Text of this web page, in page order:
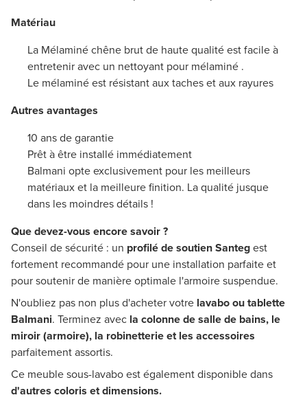
Matériau
La Mélaminé chêne brut de haute qualité est facile à
entretenir avec un nettoyant pour mélaminé .
Le mélaminé est résistant aux taches et aux rayures
Autres avantages
10 ans de garantie
Prêt à être installé immédiatement
Balmani opte exclusivement pour les meilleurs
matériaux et la meilleure finition. La qualité jusque
dans les moindres détails !
Que devez-vous encore savoir ?
Conseil de sécurité : un profilé de soutien Santegest
fortement recommandé pour une installation parfaite et
pour soutenir de manière optimale l'armoire suspendue.
N'oubliez pas non plus d'acheter votre lavabo ou tablette
Balmani. Terminez avec la colonne de salle de bains, le
miroir (armoire), la robinetterie et les accessoires
parfaitement assortis.
Ce meuble sous-lavabo est également disponible dans
d'autres coloris et dimensions.